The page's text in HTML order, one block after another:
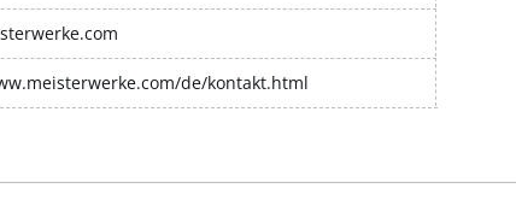
de/kontakt.html